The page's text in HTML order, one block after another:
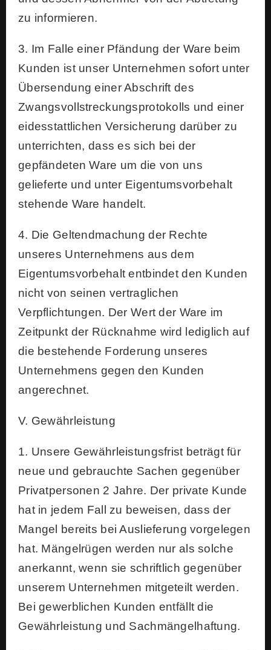
zu informieren.
3. Im Falle einer Pfändung der Ware beim
Kunden ist unser Unternehmen sofort unter
Übersendung einer Abschrift des
Zwangsvollstreckungsprotokolls und einer
eidesstattlichen Versicherung darüber zu
unterrichten, dass es sich bei der
gepfändeten Ware um die von uns
gelieferte und unter Eigentumsvorbehalt
stehende Ware handelt.
4. Die Geltendmachung der Rechte
unseres Unternehmens aus dem
Eigentumsvorbehalt entbindet den Kunden
nicht von seinen vertraglichen
Verpflichtungen. Der Wert der Ware im
Zeitpunkt der Rücknahme wird lediglich auf
die bestehende Forderung unseres
Unternehmens gegen den Kunden
angerechnet.
V. Gewährleistung
1. Unsere Gewährleistungsfrist beträgt für
neue und gebrauchte Sachen gegenüber
Privatpersonen 2 Jahre. Der private Kunde
hat in jedem Fall zu beweisen, dass der
Mangel bereits bei Auslieferung vorgelegen
hat. Mängelrügen werden nur als solche
anerkannt, wenn sie schriftlich gegenüber
unserem Unternehmen mitgeteilt werden.
Bei gewerblichen Kunden entfällt die
Gewährleistung und Sachmängelhaftung.